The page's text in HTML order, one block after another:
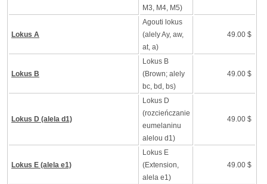
M3, M4, M5)
Lokus A
Agouti lokus
(alely Ay, aw,
at, a)
49.00 $
Lokus B
Lokus B
(Brown; alely
bc, bd, bs)
49.00 $
Lokus D (alela d1)
Lokus D
(rozcieńczanie
eumelaninu
alelou d1)
49.00 $
Lokus E (alela e1)
Lokus E
(Extension,
alela e1)
49.00 $